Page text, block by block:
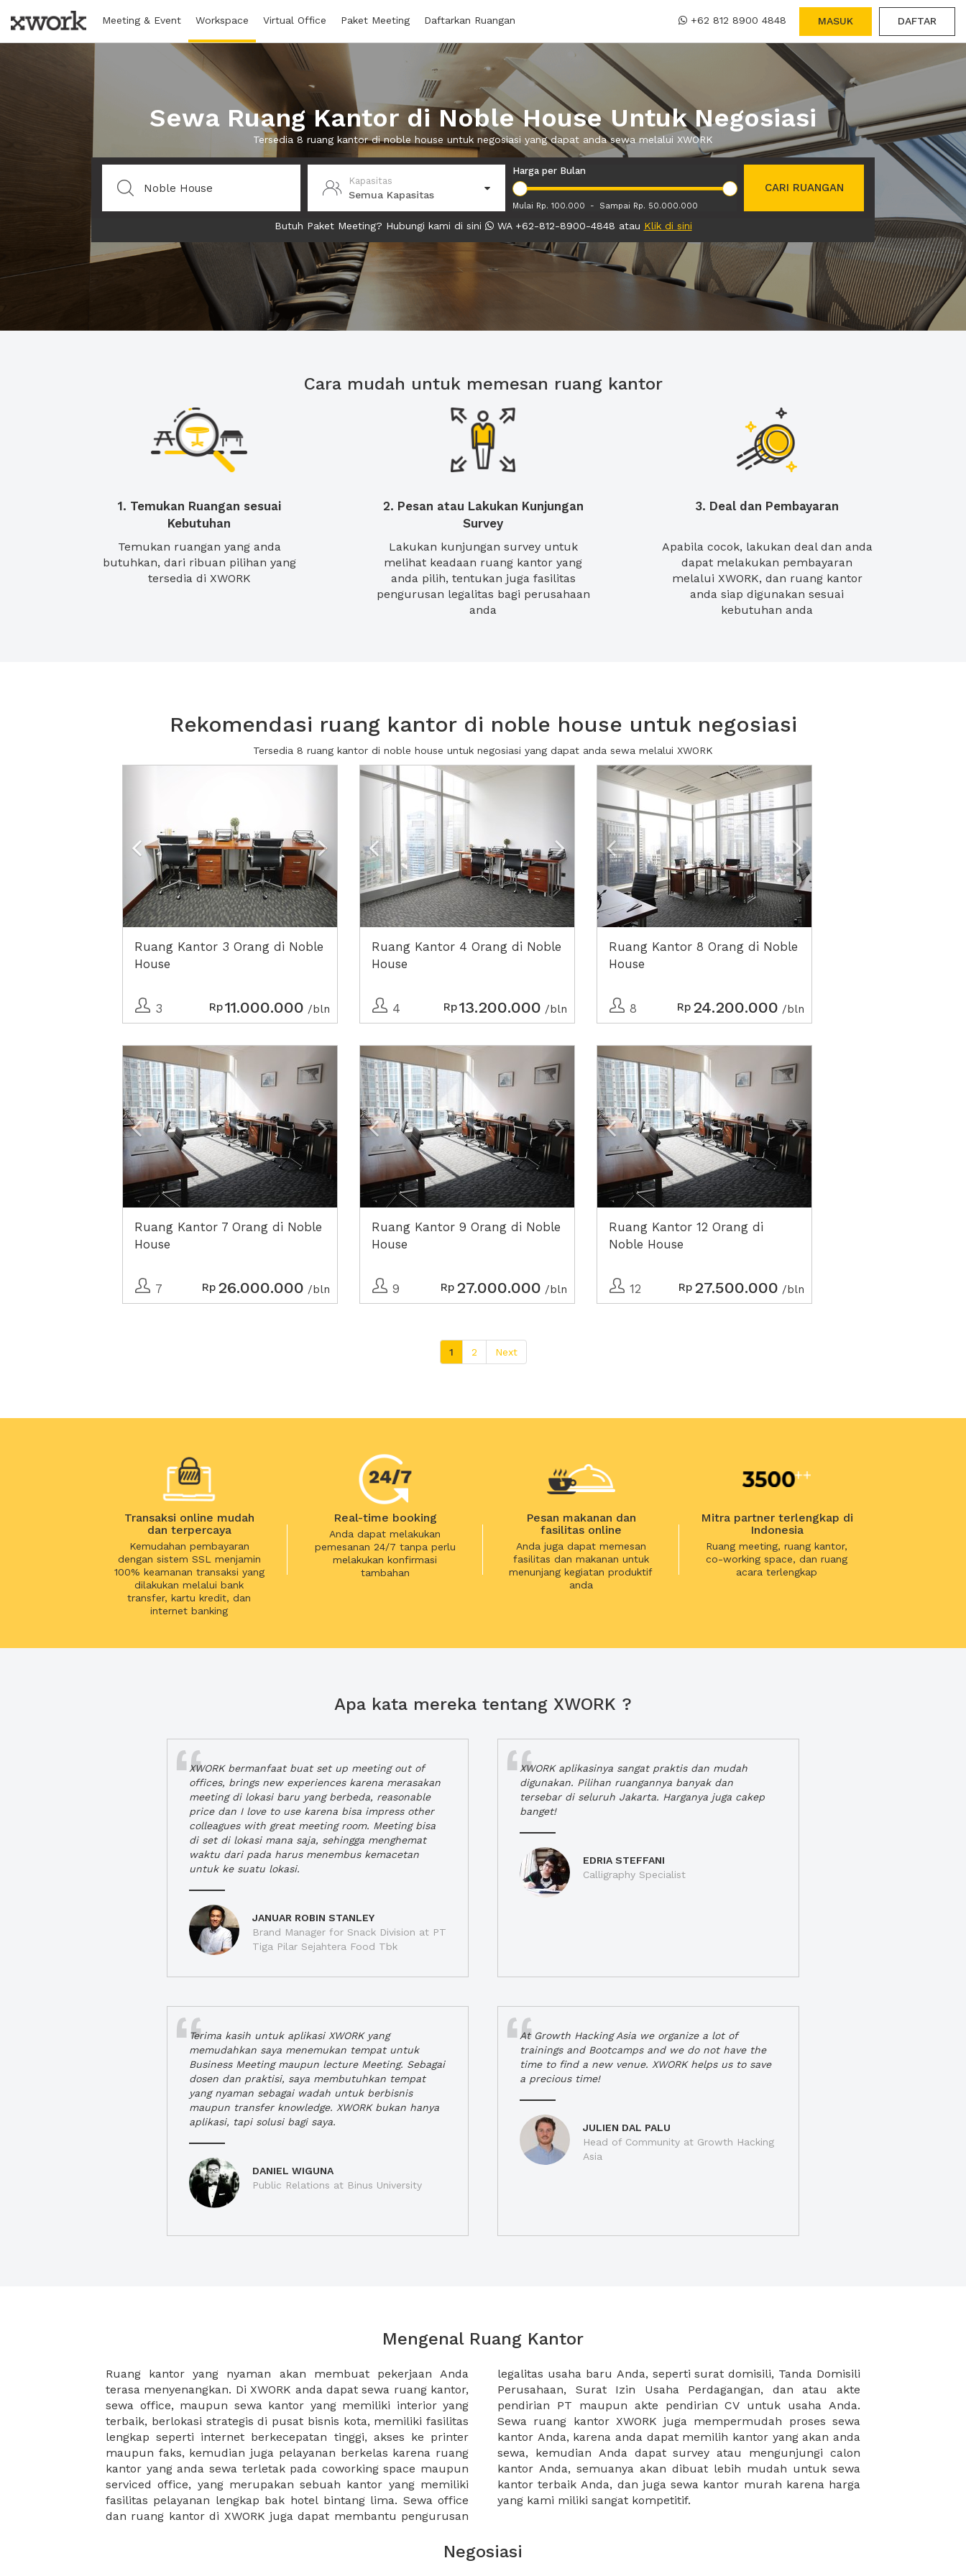
Meeting & Event Workspace Virtual Office Paket Meeting Daftarkan Ruangan +62 812 8900 4848 MASUK DAFTAR
Sewa Ruang Kantor di Noble House Untuk Negosiasi
Tersedia 8 ruang kantor di noble house untuk negosiasi yang dapat anda sewa melalui XWORK
Kapasitas
Semua Kapasitas
Harga per Bulan
Mulai Rp. 100.000 - Sampai Rp. 50.000.000
CARI RUANGAN
Butuh Paket Meeting? Hubungi kami di sini WA +62-812-8900-4848 atau Klik di sini
Cara mudah untuk memesan ruang kantor
1. Temukan Ruangan sesuai
Kebutuhan
Temukan ruangan yang anda
butuhkan, dari ribuan pilihan yang
tersedia di XWORK
2. Pesan atau Lakukan Kunjungan
Survey
Lakukan kunjungan survey untuk
melihat keadaan ruang kantor yang
anda pilih, tentukan juga fasilitas
pengurusan legalitas bagi perusahaan
anda
3. Deal dan Pembayaran
Apabila cocok, lakukan deal dan anda
dapat melakukan pembayaran
melalui XWORK, dan ruang kantor
anda siap digunakan sesuai
kebutuhan anda
Rekomendasi ruang kantor di noble house untuk negosiasi
Tersedia 8 ruang kantor di noble house untuk negosiasi yang dapat anda sewa melalui XWORK
Next2
Ruang Kantor 3 Orang di Noble
House
3 Rp11.000.000 /bln
Previous Next2
Ruang Kantor 4 Orang di Noble
House
4 Rp13.200.000 /bln
Previous
Ruang Kantor 8 Orang di Noble
House
8 Rp 24.200.000 /bln
Previous Next2
Ruang Kantor 7 Orang di Noble
House
7 Rp 26.000.000 /bln
Previous Next2
Ruang Kantor 9 Orang di Noble
House
9 Rp 27.000.000 /bln
Previous
Ruang Kantor 12 Orang di
Noble House
12 Rp 27.500.000 /bln
1 2 Next
Transaksi online mudah
dan terpercaya
Kemudahan pembayaran
dengan sistem SSL menjamin
100% keamanan transaksi yang
dilakukan melalui bank
transfer, kartu kredit, dan
internet banking
Real-time booking
Anda dapat melakukan
pemesanan 24/7 tanpa perlu
melakukan konfirmasi
tambahan
Pesan makanan dan
fasilitas online
Anda juga dapat memesan
fasilitas dan makanan untuk
menunjang kegiatan produktif
anda
Mitra partner terlengkap di
Indonesia
Ruang meeting, ruang kantor,
co-working space, dan ruang
acara terlengkap
Apa kata mereka tentang XWORK ?
XWORK bermanfaat buat set up meeting out of
offices, brings new experiences karena merasakan
meeting di lokasi baru yang berbeda, reasonable
price dan I love to use karena bisa impress other
colleagues with great meeting room. Meeting bisa
di set di lokasi mana saja, sehingga menghemat
waktu dari pada harus menembus kemacetan
untuk ke suatu lokasi.
JANUAR ROBIN STANLEY
Brand Manager for Snack Division at PT
Tiga Pilar Sejahtera Food Tbk
XWORK aplikasinya sangat praktis dan mudah
digunakan. Pilihan ruangannya banyak dan
tersebar di seluruh Jakarta. Harganya juga cakep
banget!
EDRIA STEFFANI
Calligraphy Specialist
Terima kasih untuk aplikasi XWORK yang
memudahkan saya menemukan tempat untuk
Business Meeting maupun lecture Meeting. Sebagai
dosen dan praktisi, saya membutuhkan tempat
yang nyaman sebagai wadah untuk berbisnis
maupun transfer knowledge. XWORK bukan hanya
aplikasi, tapi solusi bagi saya.
DANIEL WIGUNA
Public Relations at Binus University
At Growth Hacking Asia we organize a lot of
trainings and Bootcamps and we do not have the
time to find a new venue. XWORK helps us to save
a precious time!
JULIEN DAL PALU
Head of Community at Growth Hacking
Asia
Mengenal Ruang Kantor
Ruang kantor yang nyaman akan membuat pekerjaan Anda
terasa menyenangkan. Di XWORK anda dapat sewa ruang kantor,
sewa office, maupun sewa kantor yang memiliki interior yang
terbaik, berlokasi strategis di pusat bisnis kota, memiliki fasilitas
lengkap seperti internet berkecepatan tinggi, akses ke printer
maupun faks, kemudian juga pelayanan berkelas karena ruang
kantor yang anda sewa terletak pada coworking space maupun
serviced office, yang merupakan sebuah kantor yang memiliki
fasilitas pelayanan lengkap bak hotel bintang lima. Sewa office
dan ruang kantor di XWORK juga dapat membantu pengurusan
legalitas usaha baru Anda, seperti surat domisili, Tanda Domisili
Perusahaan, Surat Izin Usaha Perdagangan, dan atau akte
pendirian PT maupun akte pendirian CV untuk usaha Anda.
Sewa ruang kantor XWORK juga mempermudah proses sewa
kantor Anda, karena anda dapat memilih kantor yang akan anda
sewa, kemudian Anda dapat survey atau mengunjungi calon
kantor Anda, semuanya akan dibuat lebih mudah untuk sewa
kantor terbaik Anda, dan juga sewa kantor murah karena harga
yang kami miliki sangat kompetitif.
Negosiasi